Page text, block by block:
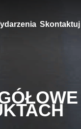
Skontaktuj